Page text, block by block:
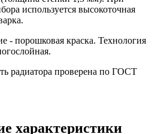
используется высокоточная
- порошковая краска. Технология
радиатора проверена по ГОСТ
характеристики